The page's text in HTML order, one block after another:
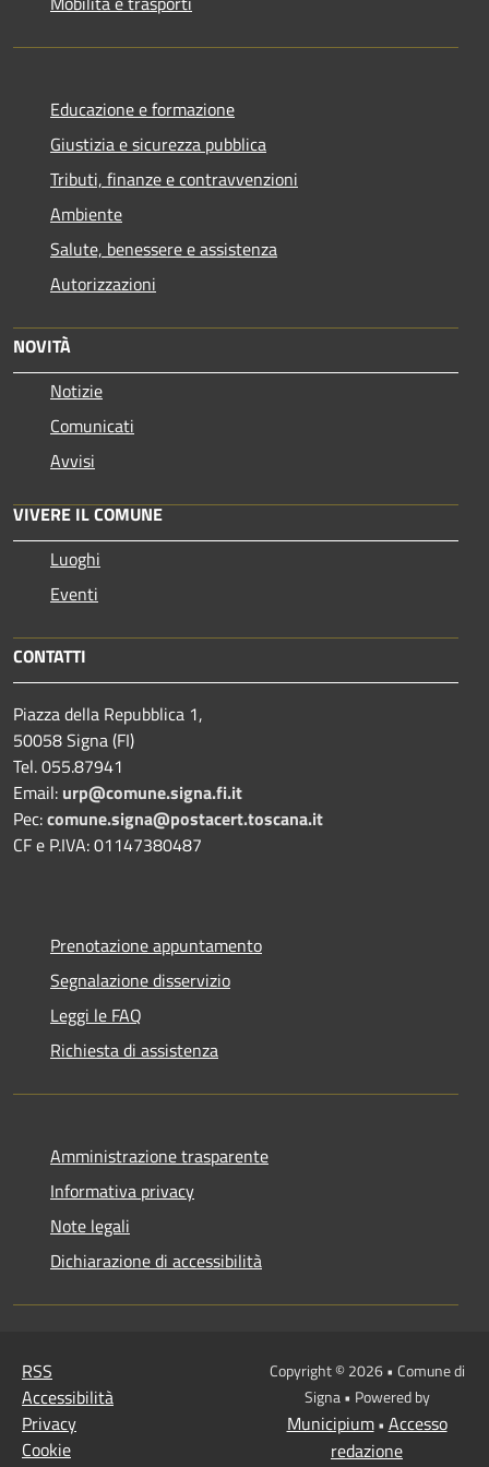
Educazione e formazione
Giustizia e sicurezza pubblica
Tributi, finanze e contravvenzioni
Ambiente
Salute, benessere e assistenza
Autorizzazioni
NOVITÀ
Notizie
Comunicati
Avvisi
VIVERE IL COMUNE
Luoghi
Eventi
CONTATTI
Piazza della Repubblica 1,
50058 Signa (FI)
Tel. 055.87941
Email: urp@comune.signa.fi.it
Pec:comune.signa@postacert.toscana.it
CF e P.IVA: 01147380487
Prenotazione appuntamento
Segnalazione disservizio
Leggi le FAQ
Richiesta di assistenza
Amministrazione trasparente
Informativa privacy
Note legali
Dichiarazione di accessibilità
RSS
Accessibilità
Privacy
Cookie
Copyright © 2026 • Comune di
Signa • Powered by
Municipium• Accesso
redazione